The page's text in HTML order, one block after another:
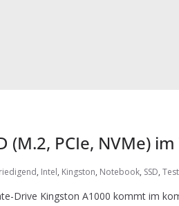
(M.2, PCIe, NVMe)
, Intel, Kingston, Notebook, SSD, Test
Drive Kingston A1000 kommt im